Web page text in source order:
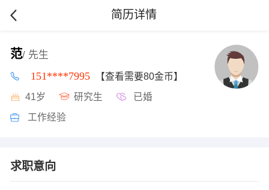
简历详情
范/ 先生
151****7995 【查看需要80金币】
41岁 研究生 已婚
工作经验
求职意向